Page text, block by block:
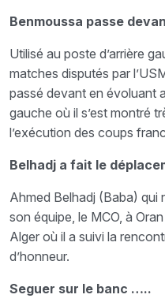
Benmoussa passe
Utilisé au poste d’arrière
matches disputés par
passé devant en évoluant
gauche où il s’est montré
l’exécution des coups
Belhadj a fait le
Ahmed Belhadj (Baba) qui
son équipe, le MCO, à
Alger où il a suivi la
d’honneur.
Seguer sur le banc …..